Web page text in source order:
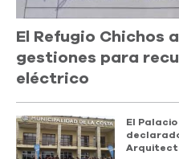
El Refugio Chichos
gestiones para
eléctrico
El